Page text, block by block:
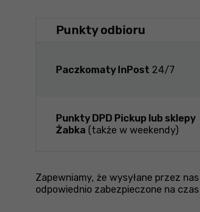
Punkty odbioru
Paczkomaty InPost 24/7
Punkty DPD Pickup lub sklepy
Żabka (także w weekendy)
Zapewniamy, że wysyłane przez
odpowiednio zabezpieczone na